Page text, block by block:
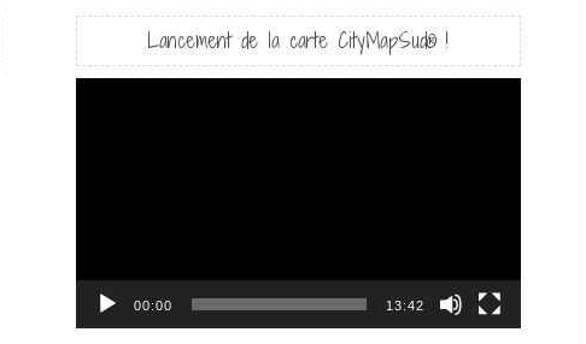
Lancement de la carte CityMapSud® !
00:00 13:42